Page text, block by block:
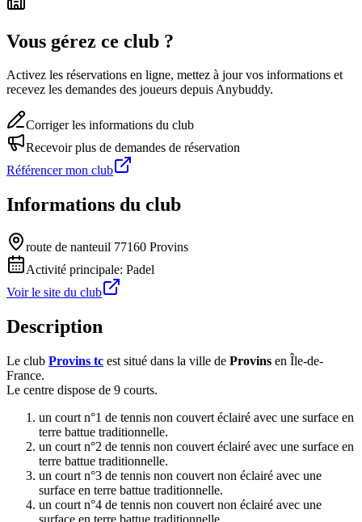
Vous gérez ce club ?
Activez les réservations en ligne, mettez à jour vos informations et
recevez les demandes des joueurs depuis Anybuddy.
Corriger les informations du club
Recevoir plus de demandes de réservation
Référencer mon club
Informations du club
route de nanteuil 77160 Provins
Activité principale: Padel
Voir le site du club
Description
Le club Provins tc est situé dans la ville de Provins en Île-de-
France.
Le centre dispose de 9 courts.
un court n°1 de tennis non couvert éclairé avec une surface en
terre battue traditionnelle.
un court n°2 de tennis non couvert éclairé avec une surface en
terre battue traditionnelle.
un court n°3 de tennis non couvert non éclairé avec une
surface en terre battue traditionnelle.
un court n°4 de tennis non couvert non éclairé avec une
surface en terre battue traditionnelle.